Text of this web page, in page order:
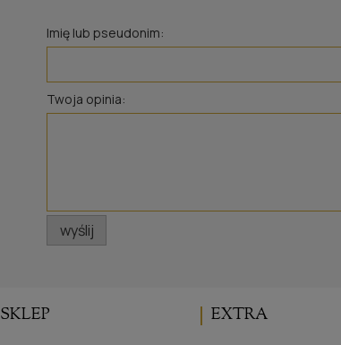
Imię lub pseudonim:
Twoja opinia:
wyślij
SKLEP EXTRA